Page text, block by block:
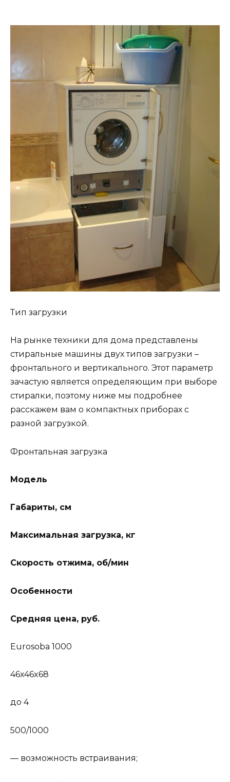
Тип загрузки
На рынке техники для дома представлены
стиральные машины двух типов загрузки –
фронтального и вертикального. Этот параметр
зачастую является определяющим при выборе
стиралки, поэтому ниже мы подробнее
расскажем вам о компактных приборах с
разной загрузкой.
Фронтальная загрузка
Модель
Габариты, см
Максимальная загрузка, кг
Скорость отжима, об/мин
Особенности
Средняя цена, руб.
Eurosoba 1000
46x46x68
до 4
500/1000
— возможность встраивания;